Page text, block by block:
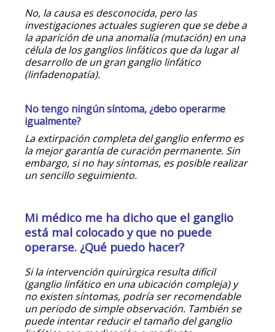
No, la causa es desconocida, pero las
investigaciones actuales sugieren que se debe a
la aparición de una anomalía (mutación) en una
célula de los ganglios linfáticos que da lugar al
desarrollo de un gran ganglio linfático
(linfadenopatía).
No tengo ningún síntoma, ¿debo operarme
igualmente?
La extirpación completa del ganglio enfermo es
la mejor garantía de curación permanente. Sin
embargo, si no hay síntomas, es posible realizar
un sencillo seguimiento.
Mi médico me ha dicho que el ganglio
está mal colocado y que no puede
operarse. ¿Qué puedo hacer?
Si la intervención quirúrgica resulta difícil
(ganglio linfático en una ubicación compleja) y
no existen síntomas, podría ser recomendable
un periodo de simple observación. También se
puede intentar reducir el tamaño del ganglio